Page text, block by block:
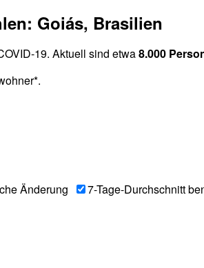
Goiás, Brasilien
19. Aktuell sind etwa8.000
Änderung 7-Tage-Durchschnitt